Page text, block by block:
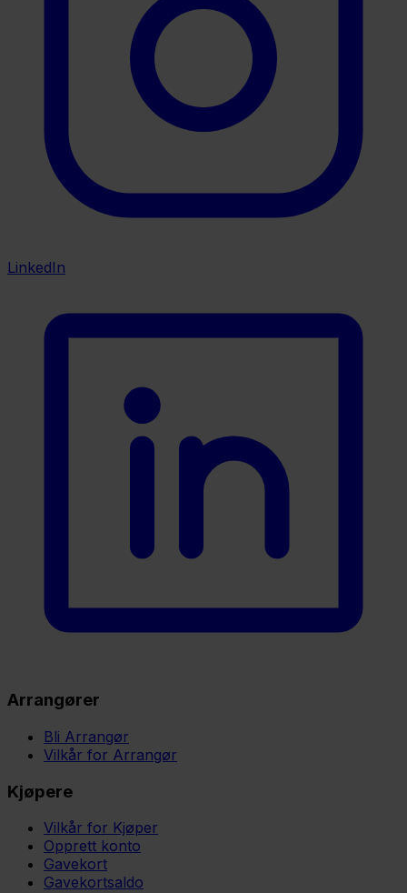
LinkedIn
Arrangører
Bli Arrangør
Vilkår for Arrangør
Kjøpere
Vilkår for Kjøper
Opprett konto
Gavekort
Gavekortsaldo